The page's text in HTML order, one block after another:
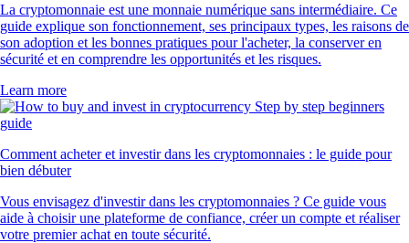
La cryptomonnaie est une monnaie numérique sans intermédiaire. Ce
guide explique son fonctionnement, ses principaux types, les raisons de
son adoption et les bonnes pratiques pour l'acheter, la conserver en
sécurité et en comprendre les opportunités et les risques.
Learn more
Comment acheter et investir dans les cryptomonnaies : le guide pour
bien débuter
Vous envisagez d'investir dans les cryptomonnaies ? Ce guide vous
aide à choisir une plateforme de confiance, créer un compte et réaliser
votre premier achat en toute sécurité.